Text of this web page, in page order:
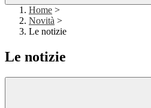
Home >
Novità >
Le notizie
Le notizie